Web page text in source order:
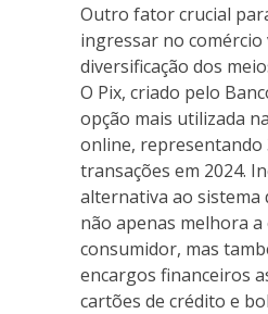
Outro fator crucial
ingressar no comércio
diversificação dos
O Pix, criado pelo
opção mais utilizada
online, representando
transações em 2024.
alternativa ao sistema
não apenas melhora
consumidor, mas
encargos financeiros
cartões de crédito e